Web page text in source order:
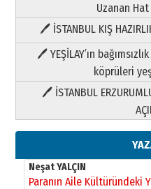
Uzanan
🖊 İSTANBUL KIŞ
🖊 YEŞİLAY’ın
köprüleri
🖊 İSTANBUL
Yıldırım
HAVVA’NIN ÜÇ
09 Temmuz 2026
Yusuf POLAT
Şampiyonluk
11 Mayıs 2026
Neşat YALÇIN
Paranın Aile Kültüründeki